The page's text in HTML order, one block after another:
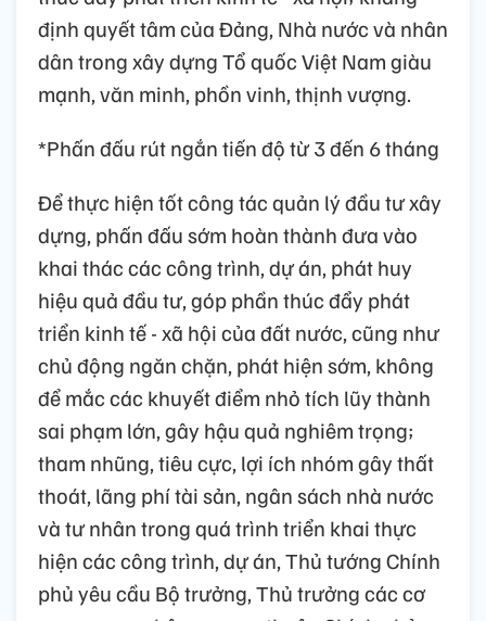
định quyết tâm của Đảng, Nhà nước và nhân
dân trong xây dựng Tổ quốc Việt Nam giàu
mạnh, văn minh, phồn vinh, thịnh vượng.
*Phấn đấu rút ngắn tiến độ từ 3 đến 6 tháng
Để thực hiện tốt công tác quản lý đầu tư xây
dựng, phấn đấu sớm hoàn thành đưa vào
khai thác các công trình, dự án, phát huy
hiệu quả đầu tư, góp phần thúc đẩy phát
triển kinh tế - xã hội của đất nước, cũng như
chủ động ngăn chặn, phát hiện sớm, không
để mắc các khuyết điểm nhỏ tích lũy thành
sai phạm lớn, gây hậu quả nghiêm trọng;
tham nhũng, tiêu cực, lợi ích nhóm gây thất
thoát, lãng phí tài sản, ngân sách nhà nước
và tư nhân trong quá trình triển khai thực
hiện các công trình, dự án, Thủ tướng Chính
phủ yêu cầu Bộ trưởng, Thủ trưởng các cơ